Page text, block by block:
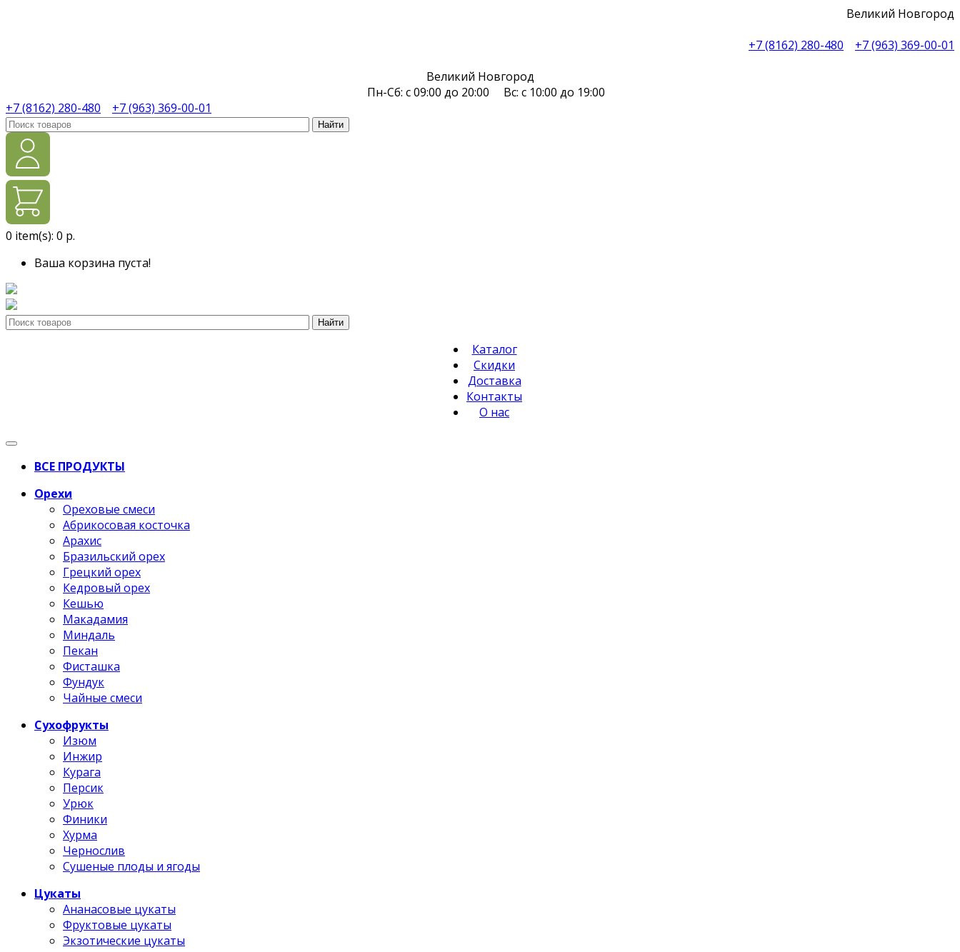
Великий Новгород
+7 (8162) 280-480
+7 (963) 369-00-01
Великий Новгород
Пн-Сб: с 09:00 до 20:00 Вс: с 10:00 до 19:00
+7 (8162) 280-480
+7 (963) 369-00-01
Найти
0 item(s): 0 р.
Ваша корзина пуста!
Найти
Каталог
Скидки
Доставка
Контакты
О нас
ВСЕ ПРОДУКТЫ
Орехи
Ореховые смеси
Абрикосовая косточка
Арахис
Бразильский орех
Грецкий орех
Кедровый орех
Кешью
Макадамия
Миндаль
Пекан
Фисташка
Фундук
Чайные смеси
Сухофрукты
Изюм
Инжир
Курага
Персик
Урюк
Финики
Хурма
Чернослив
Сушеные плоды и ягоды
Цукаты
Ананасовые цукаты
Фруктовые цукаты
Экзотические цукаты